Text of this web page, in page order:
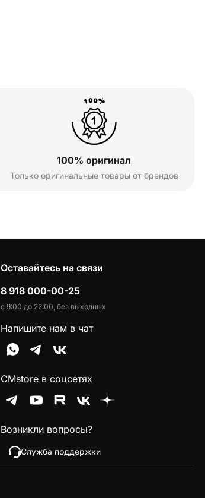
100% оригинал
Только оригинальные товары от брендов
Оставайтесь на связи
8 918 000-00-25
с 9:00 до 22:00, без выходных
Напишите нам в чат
CMstore в соцсетях
Возникли вопросы?
Служба поддержки